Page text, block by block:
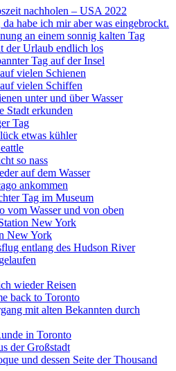
nachholen – USA 2022
habe ich mir aber was eingebrockt.
an einem sonnig kalten Tag
der Urlaub endlich los
Tag auf der Insel
vielen Schienen
vielen Schiffen
unter und über Wasser
Stadt erkunden
Tag
etwas kühler
so nass
auf dem Wasser
ankommen
Tag im Museum
vom Wasser und von oben
New York
New York
entlang des Hudson River
wieder Reisen
back to Toronto
mit alten Bekannten durch
in Toronto
der Großstadt
und dessen Seite der Thousand